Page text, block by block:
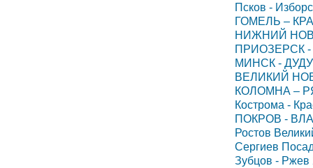
Псков -
ГОМЕЛЬ –
НИЖНИЙ
ПРИОЗЕРСК -
МИНСК -
ВЕЛИКИЙ
КОЛОМНА –
Кострома -
ПОКРОВ -
Ростов
Сергиев
Зубцов - Ржев